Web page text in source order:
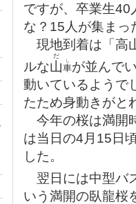
ですが、卒業生40
な？15人が集まっ
現地到着は「高
ルな山
だ
車
し
が並んで
動いているようで
たため身動きがと
今年の桜は満開
は当日の4月15日
した。
翌日には中型バ
いう満開の臥龍桜